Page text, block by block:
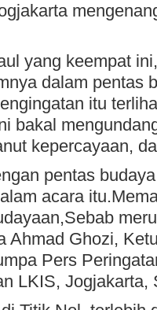
yang keempat
dalam pentas
itu
bakal
kepercayaan,
pentas
acara
Ahmad Ghozi,
Pers
LKIS, Jogjakarta,